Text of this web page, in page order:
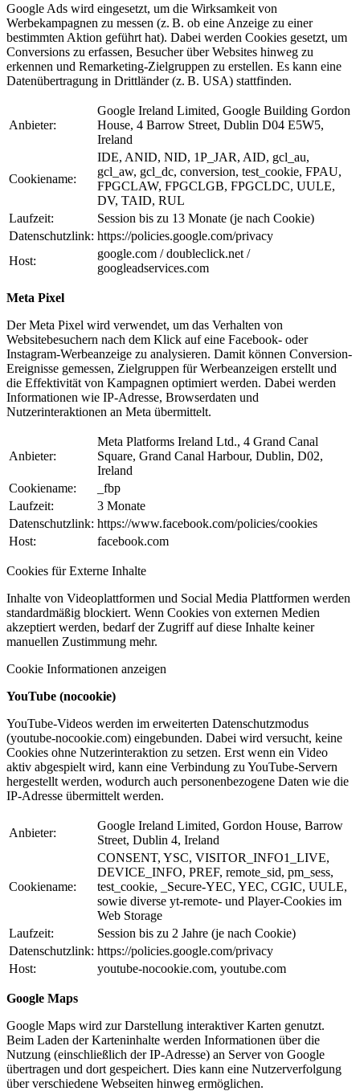
Google Ads wird eingesetzt, um die Wirksamkeit von
Werbekampagnen zu messen (z. B. ob eine Anzeige zu einer
bestimmten Aktion geführt hat). Dabei werden Cookies gesetzt, um
Conversions zu erfassen, Besucher über Websites hinweg zu
erkennen und Remarketing-Zielgruppen zu erstellen. Es kann eine
Datenübertragung in Drittländer (z. B. USA) stattfinden.
Anbieter:
Google Ireland Limited, Google Building Gordon
House, 4 Barrow Street, Dublin D04 E5W5,
Ireland
Cookiename:
IDE, ANID, NID, 1P_JAR, AID, gcl_au,
gcl_aw, gcl_dc, conversion, test_cookie, FPAU,
FPGCLAW, FPGCLGB, FPGCLDC, UULE,
DV, TAID, RUL
Laufzeit:
Session bis zu 13 Monate (je nach Cookie)
Datenschutzlink: https://policies.google.com/privacy
Host:
google.com / doubleclick.net /
googleadservices.com
Meta Pixel
Der Meta Pixel wird verwendet, um das Verhalten von
Websitebesuchern nach dem Klick auf eine Facebook- oder
Instagram-Werbeanzeige zu analysieren. Damit können Conversion-
Ereignisse gemessen, Zielgruppen für Werbeanzeigen erstellt und
die Effektivität von Kampagnen optimiert werden. Dabei werden
Informationen wie IP-Adresse, Browserdaten und
Nutzerinteraktionen an Meta übermittelt.
Anbieter:
Meta Platforms Ireland Ltd., 4 Grand Canal
Square, Grand Canal Harbour, Dublin, D02,
Ireland
Cookiename:
_fbp
Laufzeit:
3 Monate
Datenschutzlink: https://www.facebook.com/policies/cookies
Host:
facebook.com
Cookies für Externe Inhalte
Inhalte von Videoplattformen und Social Media Plattformen werden
standardmäßig blockiert. Wenn Cookies von externen Medien
akzeptiert werden, bedarf der Zugriff auf diese Inhalte keiner
manuellen Zustimmung mehr.
Cookie Informationen anzeigen
YouTube (nocookie)
YouTube-Videos werden im erweiterten Datenschutzmodus
(youtube-nocookie.com) eingebunden. Dabei wird versucht, keine
Cookies ohne Nutzerinteraktion zu setzen. Erst wenn ein Video
aktiv abgespielt wird, kann eine Verbindung zu YouTube-Servern
hergestellt werden, wodurch auch personenbezogene Daten wie die
IP-Adresse übermittelt werden.
Anbieter:
Google Ireland Limited, Gordon House, Barrow
Street, Dublin 4, Ireland
Cookiename:
CONSENT, YSC, VISITOR_INFO1_LIVE,
DEVICE_INFO, PREF, remote_sid, pm_sess,
test_cookie, _Secure-YEC, YEC, CGIC, UULE,
sowie diverse yt-remote- und Player-Cookies im
Web Storage
Laufzeit:
Session bis zu 2 Jahre (je nach Cookie)
Datenschutzlink: https://policies.google.com/privacy
Host:
youtube-nocookie.com, youtube.com
Google Maps
Google Maps wird zur Darstellung interaktiver Karten genutzt.
Beim Laden der Karteninhalte werden Informationen über die
Nutzung (einschließlich der IP-Adresse) an Server von Google
übertragen und dort gespeichert. Dies kann eine Nutzerverfolgung
über verschiedene Webseiten hinweg ermöglichen.